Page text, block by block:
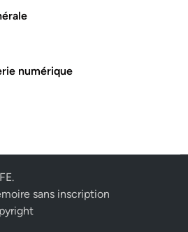
numérique
.
sans inscription